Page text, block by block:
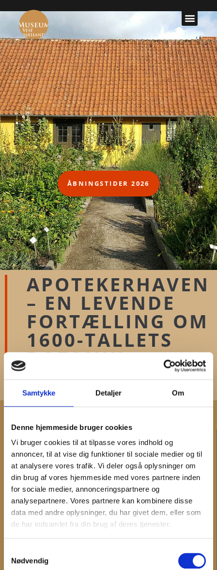
Samtykke Detaljer Om
Denne hjemmeside bruger cookies
Vi bruger cookies til at tilpasse vores indhold og
annoncer, til at vise dig funktioner til sociale medier og til
at analysere vores trafik. Vi deler også oplysninger om
din brug af vores hjemmeside med vores partnere inden
for sociale medier, annonceringspartnere og
analysepartnere. Vores partnere kan kombinere disse
data med andre oplysninger, du har givet dem, eller som
de har indsamlet fra din brug af deres tjenester.
Nødvendig
ÅBNINGSTIDER 2026
APOTEKERHAVEN
– EN LEVENDE
FORTÆLLING OM
1600-TALLETS
BOTANIK​
Afventer UK tekst til Slide 1
KONTAKT
Administration og fakturering
Medarbejdere
Hovedtelefonnummer og telefontid
INFORMATION
Det sker
Museerne